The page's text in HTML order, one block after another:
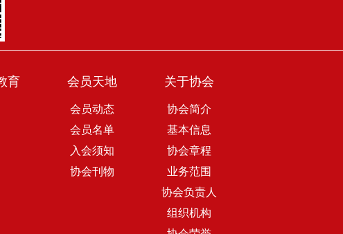
育 会员天地
会员动态
会员名单
入会须知
协会刊物
关于协会
协会简介
基本信息
协会章程
业务范围
协会负责人
组织机构